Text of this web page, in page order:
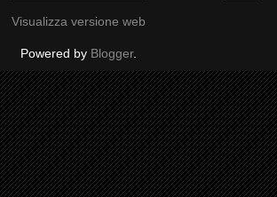
Visualizza versione web
Powered by Blogger.